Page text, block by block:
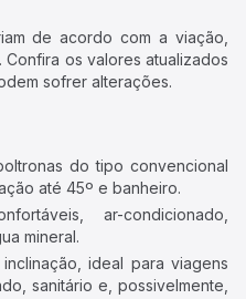
de acordo com a viação,
os valores atualizados
sofrer alterações.
do tipo convencional
até 45º e banheiro.
ar-condicionado,
mineral.
inclinação, ideal para viagens
sanitário e, possivelmente,